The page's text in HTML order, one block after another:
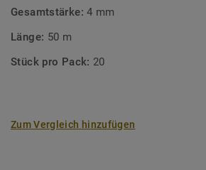
Gesamtstärke:4 mm
Länge: 50 m
Stück pro Pack: 20
Zum Vergleich hinzufügen